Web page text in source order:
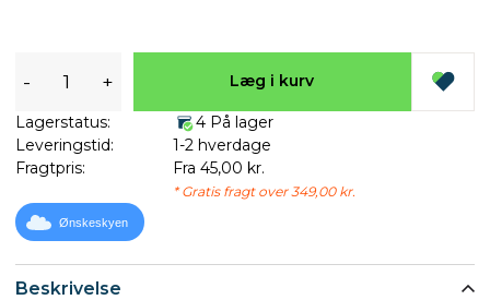
Beskrivelse
- + Læg i kurv
Lagerstatus:
4 På lager
Leveringstid:
1-2 hverdage
Fragtpris:
Fra 45,00 kr.
* Gratis fragt over 349,00 kr.
Ønskeskyen